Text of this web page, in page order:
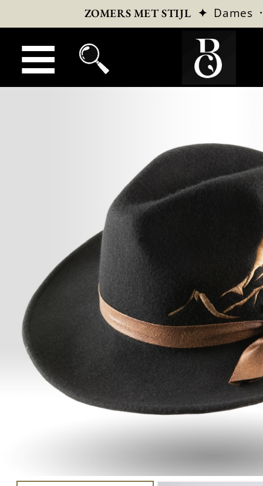
ZOMERS MET STIJL ✦ Dames